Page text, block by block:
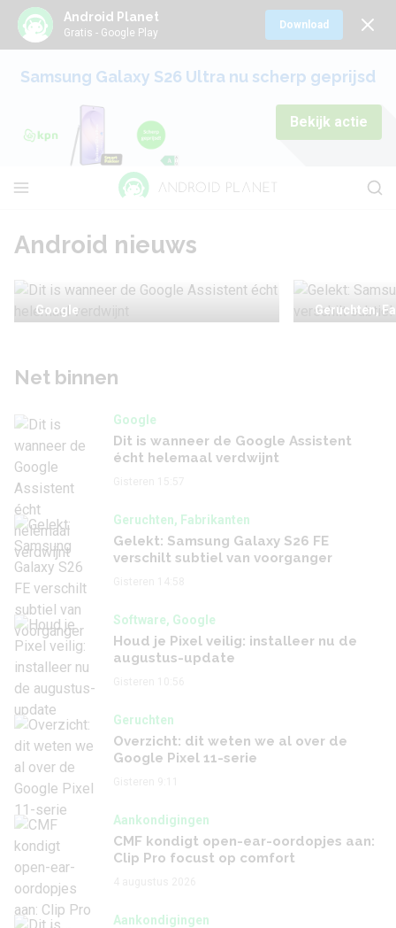
Android Planet
Gratis - Google Play
Download
Samsung Galaxy S26 Ultra nu scherp geprijsd
Bekijk actie
Android nieuws
Google
helemaal verdwijnt
Gisteren 15:57
Geruchten,
Net binnen
Google
Dit is wanneer de Google Assistent
écht helemaal verdwijnt
Geruchten, Fabrikanten
Gelekt: Samsung Galaxy S26 FE
verschilt subtiel van voorganger
Software, Google
Houd je Pixel veilig: installeer nu de
augustus-update
Geruchten
Overzicht: dit weten we al over de
Google Pixel 11-serie
Aankondigingen
CMF kondigt open-ear-oordopjes aan:
Clip Pro focust op comfort
Aankondigingen